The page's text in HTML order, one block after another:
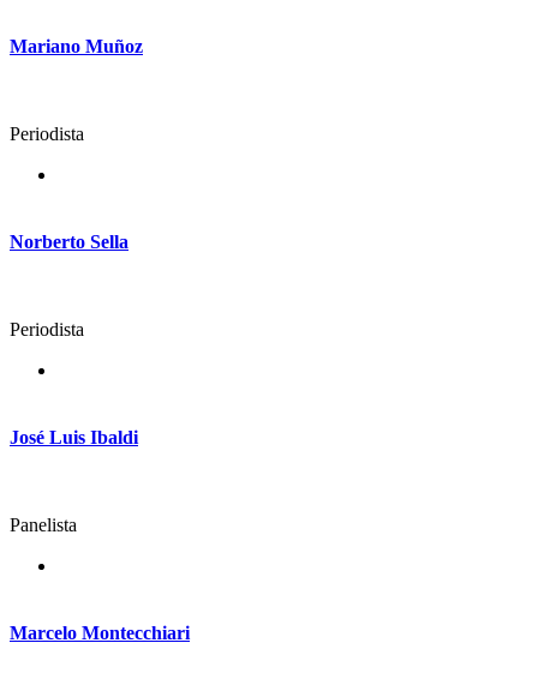
Mariano Muñoz
Periodista
Norberto Sella
Periodista
José Luis Ibaldi
Panelista
Marcelo Montecchiari